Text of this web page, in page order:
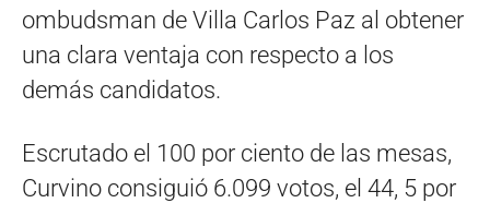
ombudsman de Villa Carlos Paz al obtener
una clara ventaja con respecto a los
demás candidatos.
Escrutado el 100 por ciento de las mesas,
Curvino consiguió 6.099 votos, el 44, 5 por